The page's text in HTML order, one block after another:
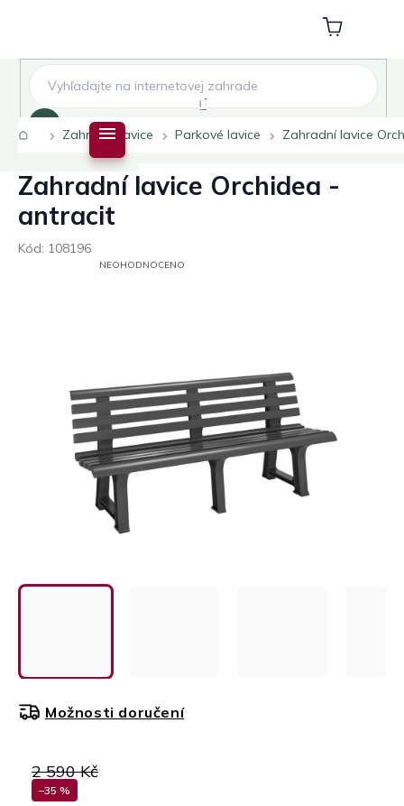
Nákupní
košík
DomůZahradní lavice Parkové lavice Zahradní lavice
Zahradní lavice Orchidea -
antracit
Kód: 108196
PRŮMĚRNÉNEOHODNOCENO
2 590 Kč
–35 %
Možnosti doručení